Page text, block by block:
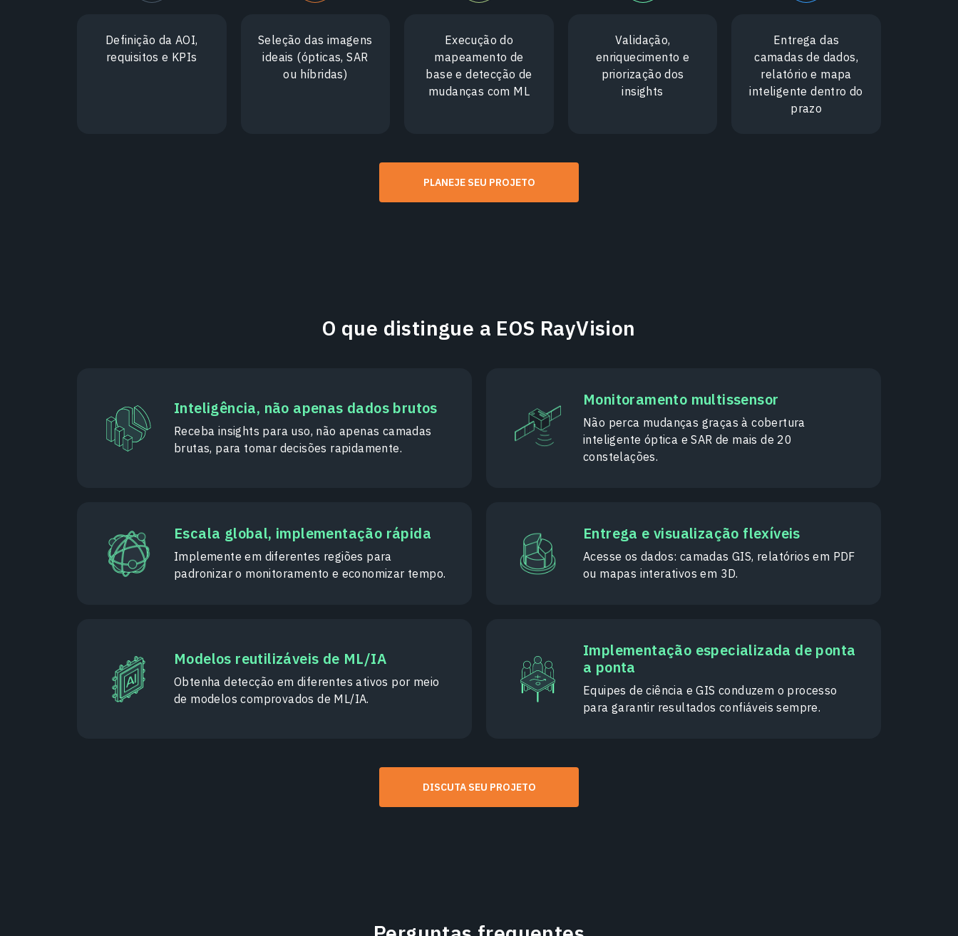
Definição da AOI,
requisitos e KPIs
Seleção das imagens
ideais (ópticas, SAR
ou híbridas)
Execução do
mapeamento de
base e detecção de
mudanças com ML
Validação,
enriquecimento e
priorização dos
insights
Entrega das
camadas de dados,
relatório e mapa
inteligente dentro do
prazo
PLANEJE SEU PROJETO
O que distingue a EOS RayVision
Inteligência, não apenas dados brutos
Receba insights para uso, não apenas camadas
brutas, para tomar decisões rapidamente.
Monitoramento multissensor
Não perca mudanças graças à cobertura
inteligente óptica e SAR de mais de 20
constelações.
Escala global, implementação rápida
Implemente em diferentes regiões para
padronizar o monitoramento e economizar tempo.
Entrega e visualização flexíveis
Acesse os dados: camadas GIS, relatórios em PDF
ou mapas interativos em 3D.
Modelos reutilizáveis de ML/IA
Obtenha detecção em diferentes ativos por meio
de modelos comprovados de ML/IA.
Implementação especializada de ponta
a ponta
Equipes de ciência e GIS conduzem o processo
para garantir resultados confiáveis sempre.
DISCUTA SEU PROJETO